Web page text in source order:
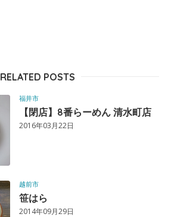
RELATED POSTS
福井市
【閉店】8番らーめん 清水町店
2016年03月22日
越前市
笹はら
2014年09月29日